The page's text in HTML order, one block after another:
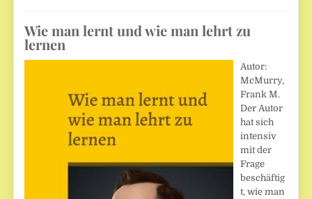
Wie man lernt und wie man lehrt zu
lernen
Autor:
McMurry,
Frank M.
Der Autor
hat sich
intensiv
mit der
Frage
beschäftig
t, wie man